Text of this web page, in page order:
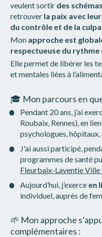
veulent sortir des
retrouver la paix avec
du contrôle et de la
Mon approche est
respectueuse du rythme
Elle permet de libérer les
et mentales liées à
🎓 Mon parcours en
Pendant 20 ans, j’ai
Roubaix, Rennes), en
psychologues,
J'ai aussi participé,
programmes de santé
Fleurbaix-Laventie Ville
Aujourd’hui, j’exerce en
individuel, auprès de
🌱 Mon approche
complémentaires :